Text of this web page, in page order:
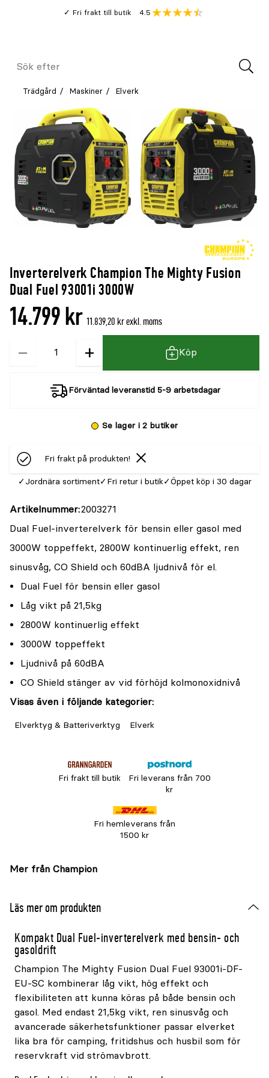
Fri frakt till butik
Genomsnitt
4.5
Meny
Sök
Trädgård Maskiner Elverk
Inverterelverk Champion The Mighty Fusion
Dual Fuel 93001i 3000W
14.799 kr 11.839,20 kr exkl. moms
− + Köp
Förväntad leveranstid 5-9 arbetsdagar
Se lager i 2 butiker
Fri frakt på produkten!
Jordnära sortiment Fri retur i butik Öppet köp i 30 dagar
Artikelnummer 2003271
Dual Fuel-inverterelverk för bensin eller gasol med
3000W toppeffekt, 2800W kontinuerlig effekt, ren
sinusvåg, CO Shield och 60dBA ljudnivå för el.
Dual Fuel för bensin eller gasol
Låg vikt på 21,5kg
2800W kontinuerlig effekt
3000W toppeffekt
Ljudnivå på 60dBA
CO Shield stänger av vid förhöjd kolmonoxidnivå
Visas även i följande kategorier:
Elverktyg & Batteriverktyg Elverk
Fri frakt till butik
Fri leverans från 700
kr
Fri hemleverans från
1500 kr
Mer från Champion
Läs mer om produkten
Kompakt Dual Fuel-inverterelverk med bensin- och
gasoldrift
Champion The Mighty Fusion Dual Fuel 93001i-DF-
EU-SC kombinerar låg vikt, hög effekt och
flexibiliteten att kunna köras på både bensin och
gasol. Med endast 21,5kg vikt, ren sinusvåg och
avancerade säkerhetsfunktioner passar elverket
lika bra för camping, fritidshus och husbil som för
reservkraft vid strömavbrott.